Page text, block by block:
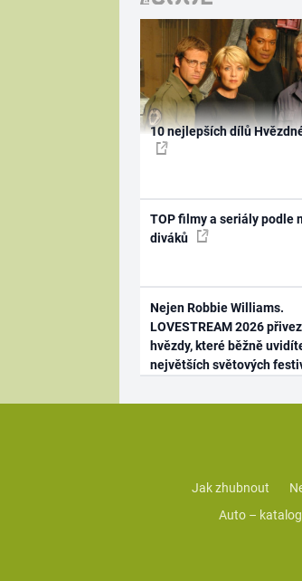
10 nejlepších dílů
TOP filmy a seriály podle
diváků
Nejen Robbie Williams.
LOVESTREAM 2026
hvězdy, které běžně
největších světových
Jak zhubnout
Auto – katalog